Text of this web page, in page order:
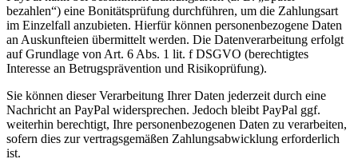
bezahlen“) eine Bonitätsprüfung durchführen, um die Zahlungsart
im Einzelfall anzubieten. Hierfür können personenbezogene Daten
an Auskunfteien übermittelt werden. Die Datenverarbeitung erfolgt
auf Grundlage von Art. 6 Abs. 1 lit. f DSGVO (berechtigtes
Interesse an Betrugsprävention und Risikoprüfung).
Sie können dieser Verarbeitung Ihrer Daten jederzeit durch eine
Nachricht an PayPal widersprechen. Jedoch bleibt PayPal ggf.
weiterhin berechtigt, Ihre personenbezogenen Daten zu verarbeiten,
sofern dies zur vertragsgemäßen Zahlungsabwicklung erforderlich
ist.